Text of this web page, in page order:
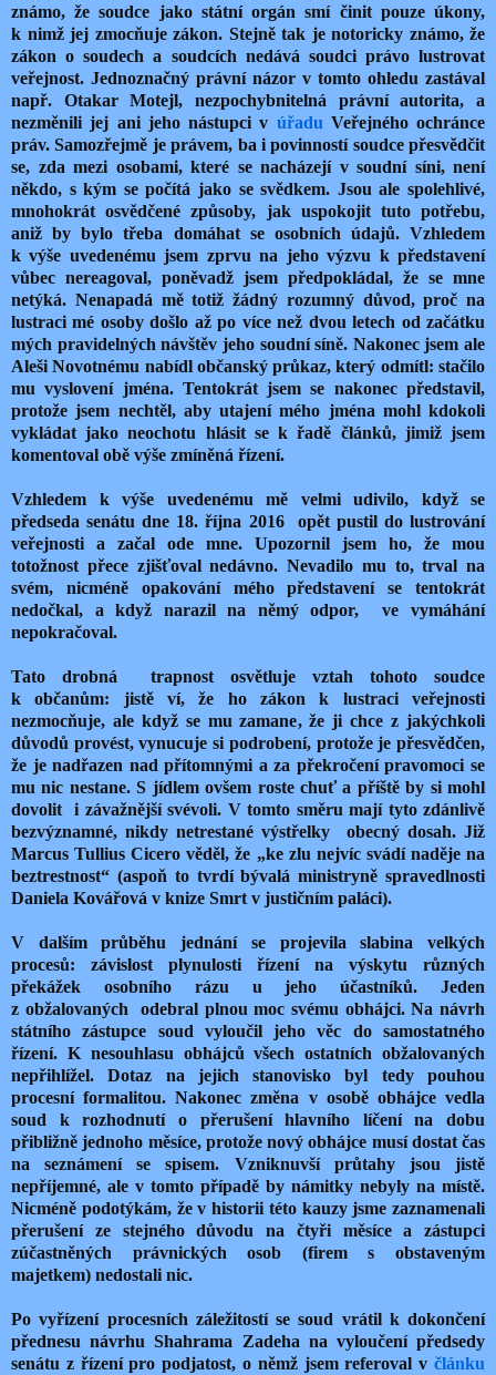
známo, že soudce jako státní orgán smí činit pouze úkony,
k nimž jej zmocňuje zákon. Stejně tak je notoricky známo, že
zákon o soudech a soudcích nedává soudci právo lustrovat
veřejnost. Jednoznačný právní názor v tomto ohledu zastával
např. Otakar Motejl, nezpochybnitelná právní autorita, a
nezměnili jej ani jeho nástupci v úřadu Veřejného ochránce
práv. Samozřejmě je právem, ba i povinností soudce přesvědčit
se, zda mezi osobami, které se nacházejí v soudní síni, není
někdo, s kým se počítá jako se svědkem. Jsou ale spolehlivé,
mnohokrát osvědčené způsoby, jak uspokojit tuto potřebu,
aniž by bylo třeba domáhat se osobních údajů. Vzhledem
k výše uvedenému jsem zprvu na jeho výzvu k představení
vůbec nereagoval, poněvadž jsem předpokládal, že se mne
netýká. Nenapadá mě totiž žádný rozumný důvod, proč na
lustraci mé osoby došlo až po více než dvou letech od začátku
mých pravidelných návštěv jeho soudní síně. Nakonec jsem ale
Aleši Novotnému nabídl občanský průkaz, který odmítl: stačilo
mu vyslovení jména. Tentokrát jsem se nakonec představil,
protože jsem nechtěl, aby utajení mého jména mohl kdokoli
vykládat jako neochotu hlásit se k řadě článků, jimiž jsem
komentoval obě výše zmíněná řízení.
Vzhledem k výše uvedenému mě velmi udivilo, když se
předseda senátu dne 18. října 2016 opět pustil do lustrování
veřejnosti a začal ode mne. Upozornil jsem ho, že mou
totožnost přece zjišťoval nedávno. Nevadilo mu to, trval na
svém, nicméně opakování mého představení se tentokrát
nedočkal, a když narazil na němý odpor, ve vymáhání
nepokračoval.
Tato drobná trapnost osvětluje vztah tohoto soudce
k občanům: jistě ví, že ho zákon k lustraci veřejnosti
nezmocňuje, ale když se mu zamane, že ji chce z jakýchkoli
důvodů provést, vynucuje si podrobení, protože je přesvědčen,
že je nadřazen nad přítomnými a za překročení pravomoci se
mu nic nestane. S jídlem ovšem roste chuť a příště by si mohl
dovolit i závažnější svévoli. V tomto směru mají tyto zdánlivě
bezvýznamné, nikdy netrestané výstřelky obecný dosah. Již
Marcus Tullius Cicero věděl, že „ke zlu nejvíc svádí naděje na
beztrestnost“ (aspoň to tvrdí bývalá ministryně spravedlnosti
Daniela Kovářová v knize Smrt v justičním paláci).
V dalším průběhu jednání se projevila slabina velkých
procesů: závislost plynulosti řízení na výskytu různých
překážek osobního rázu u jeho účastníků. Jeden
z obžalovaných odebral plnou moc svému obhájci. Na návrh
státního zástupce soud vyloučil jeho věc do samostatného
řízení. K nesouhlasu obhájců všech ostatních obžalovaných
nepřihlížel. Dotaz na jejich stanovisko byl tedy pouhou
procesní formalitou. Nakonec změna v osobě obhájce vedla
soud k rozhodnutí o přerušení hlavního líčení na dobu
přibližně jednoho měsíce, protože nový obhájce musí dostat čas
na seznámení se spisem. Vzniknuvší průtahy jsou jistě
nepříjemné, ale v tomto případě by námitky nebyly na místě.
Nicméně podotýkám, že v historii této kauzy jsme zaznamenali
přerušení ze stejného důvodu na čtyři měsíce a zástupci
zúčastněných právnických osob (firem s obstaveným
majetkem) nedostali nic.
Po vyřízení procesních záležitostí se soud vrátil k dokončení
přednesu návrhu Shahrama Zadeha na vyloučení předsedy
senátu z řízení pro podjatost, o němž jsem referoval v článku